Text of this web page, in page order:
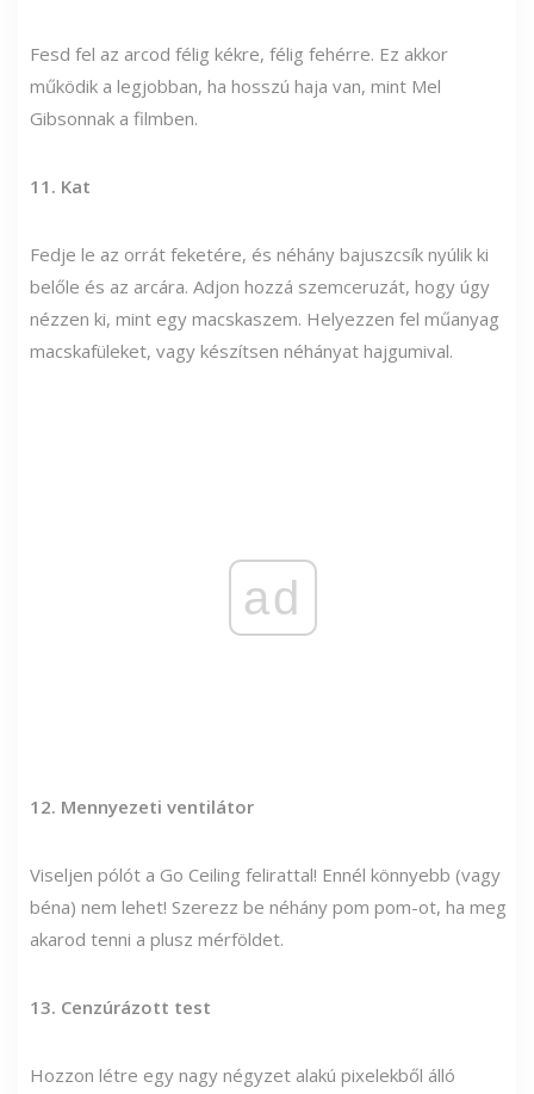
Fesd fel az arcod félig kékre, félig fehérre. Ez akkor
működik a legjobban, ha hosszú haja van, mint Mel
Gibsonnak a filmben.
11. Kat
Fedje le az orrát feketére, és néhány bajuszcsík nyúlik ki
belőle és az arcára. Adjon hozzá szemceruzát, hogy úgy
nézzen ki, mint egy macskaszem. Helyezzen fel műanyag
macskafüleket, vagy készítsen néhányat hajgumival.
ad
12. Mennyezeti ventilátor
Viseljen pólót a Go Ceiling felirattal! Ennél könnyebb (vagy
béna) nem lehet! Szerezz be néhány pom pom-ot, ha meg
akarod tenni a plusz mérföldet.
13. Cenzúrázott test
Hozzon létre egy nagy négyzet alakú pixelekből álló